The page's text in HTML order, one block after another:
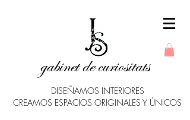
gabinet de curiositats
DISEÑAMOS INTERIORES
CREAMOS ESPACIOS ORIGINALES Y ÚNICOS